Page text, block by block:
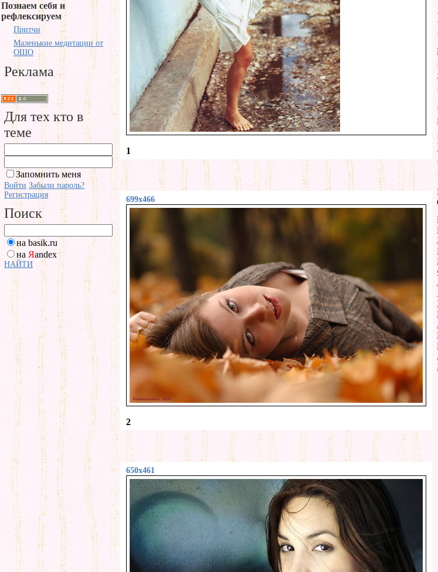
Познаем себя и
рефлексируем
Притчи
Маленькие медитации от
ОШО
Реклама
Для тех кто в
теме
Запомнить меня
Войти Забыли пароль?
Регистрация
Поиск
на basik.ru
на Яandex
НАЙТИ
1
699x466
2
650x461